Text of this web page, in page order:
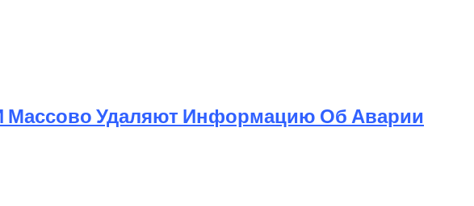
Массово Удаляют Информацию Об Аварии